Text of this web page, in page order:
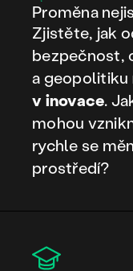
​Proměna
Zjistěte, jak
bezpečnost,
a geopolitiku
v inovace.
mohou
rychle se
prostředí?